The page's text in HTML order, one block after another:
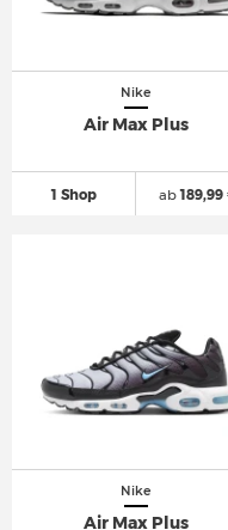
Nike
Air Max Plus
1 Shop ab189,99
Nike
Air Max Plus